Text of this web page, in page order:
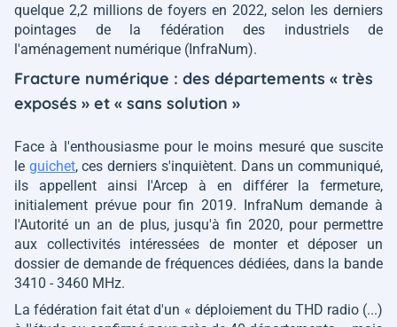
quelque 2,2 millions de foyers en 2022, selon les derniers
pointages de la fédération des industriels de
l'aménagement numérique (InfraNum).
Fracture numérique : des départements « très
exposés » et « sans solution »
Face à l'enthousiasme pour le moins mesuré que suscite
le guichet, ces derniers s'inquiètent. Dans un communiqué,
ils appellent ainsi l'Arcep à en différer la fermeture,
initialement prévue pour fin 2019. InfraNum demande à
l'Autorité un an de plus, jusqu'à fin 2020, pour permettre
aux collectivités intéressées de monter et déposer un
dossier de demande de fréquences dédiées, dans la bande
3410 - 3460 MHz.
La fédération fait état d'un « déploiement du THD radio (...)